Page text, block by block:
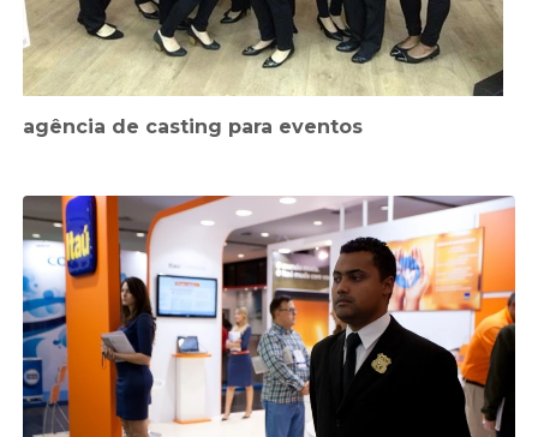
agência de casting para eventos